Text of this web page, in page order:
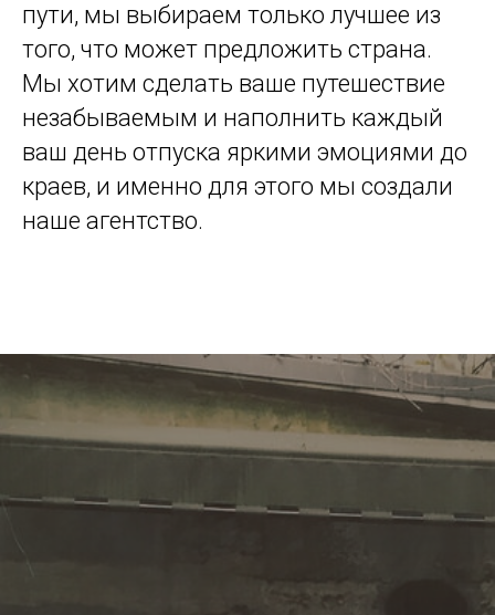
пути, мы выбираем только лучшее из
того, что может предложить страна.
Мы хотим сделать ваше путешествие
незабываемым и наполнить каждый
ваш день отпуска яркими эмоциями до
краев, и именно для этого мы создали
наше агентство.